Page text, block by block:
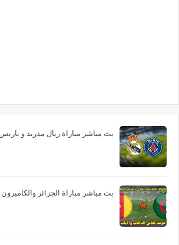
بث مباشر مباراة ريال مدريد و
بث مباشر مباراة الجزائر والكاميرون